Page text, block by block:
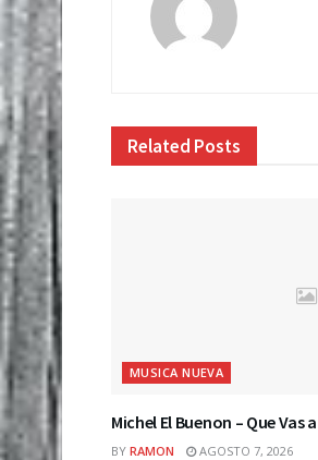
Related Posts
MUSICA NUEVA
Michel El Buenon – Que Vas
BY RAMON AGOSTO 7, 2026